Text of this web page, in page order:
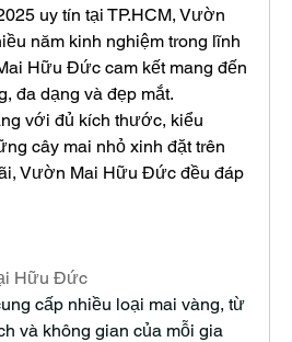
uy tín tại TP.HCM, Vườn
năm kinh nghiệm trong lĩnh
Hữu Đức cam kết mang đến
đa dạng và đẹp mắt.
với đủ kích thước, kiểu
cây mai nhỏ xinh đặt trên
Vườn Mai Hữu Đức đều đáp
Hữu Đức
cấp nhiều loại mai vàng, từ
và không gian của mỗi gia